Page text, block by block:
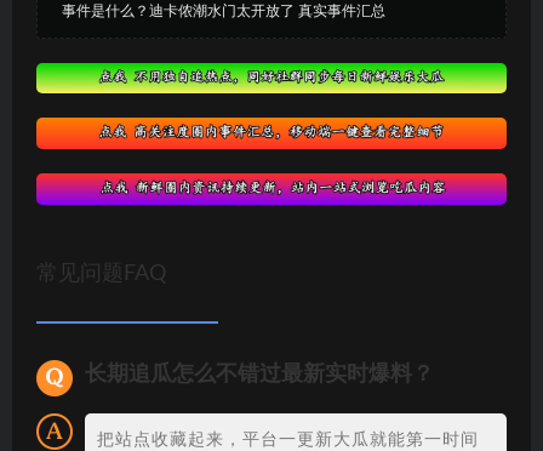
事件是什么？迪卡侬潮水门太开放了 真实事件汇总
常见问题FAQ
长期追瓜怎么不错过最新实时爆料？
把站点收藏起来，平台一更新大瓜就能第一时间